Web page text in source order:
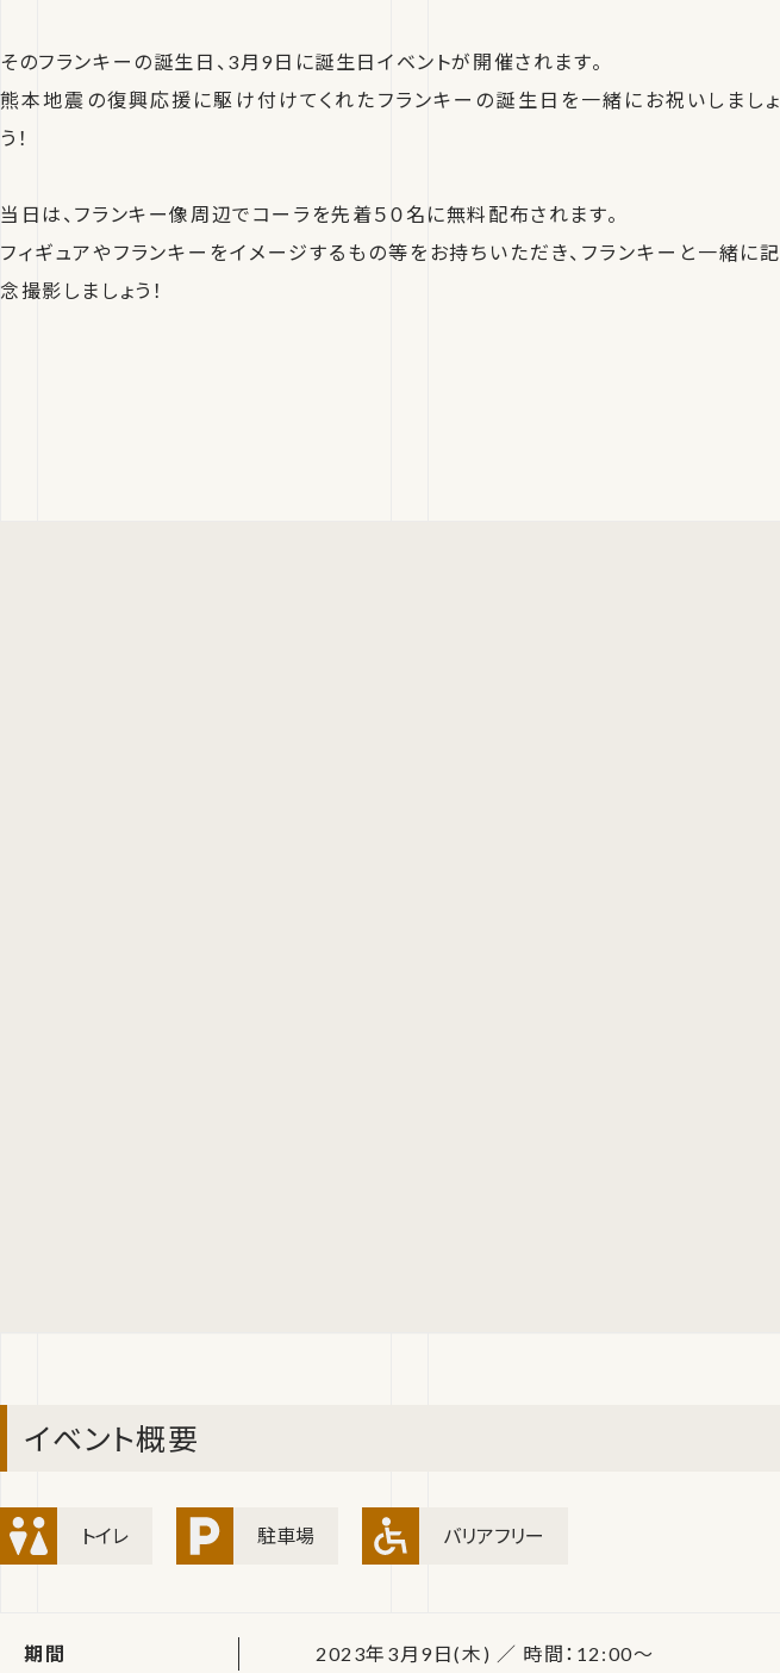
そのフランキーの誕生日、3月9日に誕生日イベントが開催されます。
熊本地震の復興応援に駆け付けてくれたフランキーの誕生日を一緒にお祝いしましょ
う！
当日は、フランキー像周辺でコーラを先着５０名に無料配布されます。
フィギュアやフランキーをイメージするもの等をお持ちいただき、フランキーと一緒に記
念撮影しましょう！
イベント概要
トイレ 駐車場 バリアフリー
期間 2023年3月9日(木) ／ 時間：12:00～